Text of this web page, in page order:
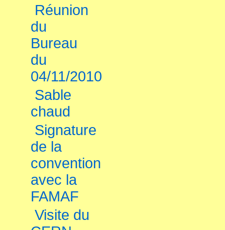
Réunion
du
Bureau
du
04/11/2010
Sable
chaud
Signature
de la
convention
avec la
FAMAF
Visite du